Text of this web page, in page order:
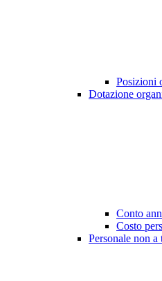
Posizioni
Dotazione
Conto
Costo
Personale non